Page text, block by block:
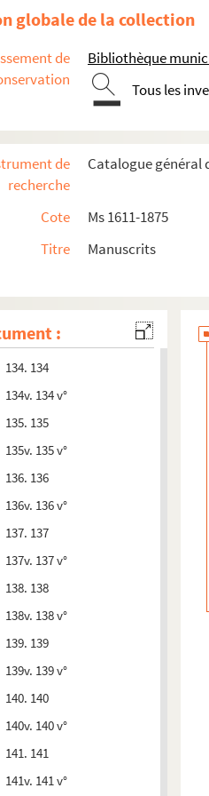
globale de la collection
de
Bibliothèque
Tous les
de
recherche
Catalogue général
Cote
Ms 1611-1875
Titre
Manuscrits
:
126. 126
127. 127
128v. 128 v°
130. 130
131v. 131 v°
132v. 132 v°
133. 133
134. 134
134v. 134 v°
135. 135
135v. 135 v°
136. 136
136v. 136 v°
137. 137
137v. 137 v°
138. 138
138v. 138 v°
139. 139
139v. 139 v°
140. 140
140v. 140 v°
141. 141
141v. 141 v°